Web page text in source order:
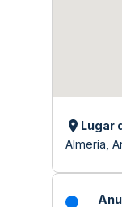
Lugar
Almería,